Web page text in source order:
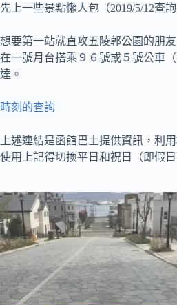
先上一些景點懶人包（2019/5/12查詢
想要第一站就直攻五陵郭公園的朋
在一號月台搭乘９６號或５號公車
達。
時刻的查詢
上述連結是函館巴士提供資訊，利
使用上記得切換平日和祝日（即假日